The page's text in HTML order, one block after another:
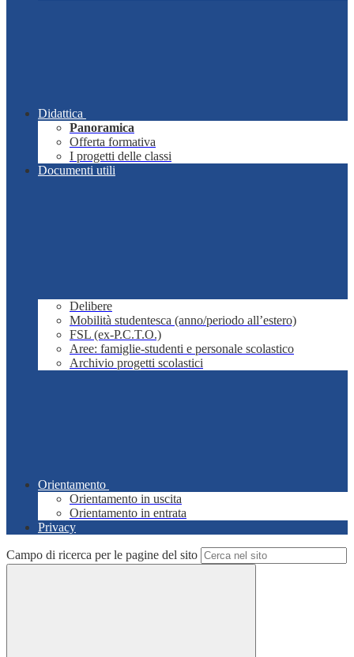
Didattica
Panoramica
Offerta formativa
I progetti delle classi
Documenti utili
Delibere
Mobilità studentesca (anno/periodo all’estero)
FSL (ex-P.C.T.O.)
Aree: famiglie-studenti e personale scolastico
Archivio progetti scolastici
Orientamento
Orientamento in uscita
Orientamento in entrata
Privacy
Campo di ricerca per le pagine del sito